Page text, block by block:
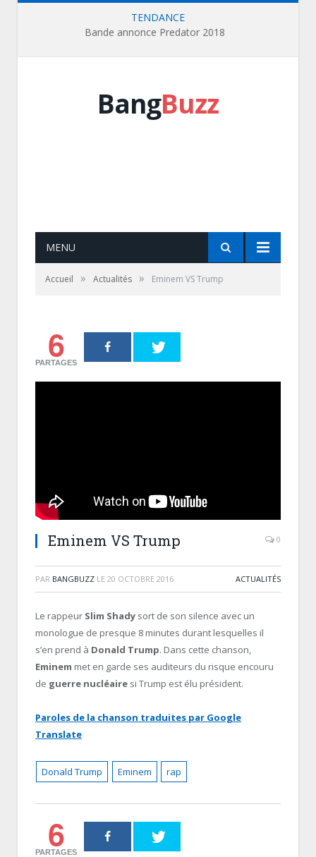
TENDANCE
Bande annonce Predator 2018
BangBuzz
MENU
Accueil » Actualités » Eminem VS Trump
6
PARTAGES
Eminem VS Trump 0
PAR BANGBUZZ LE 20 OCTOBRE 2016 ACTUALITÉS
Le rappeur Slim Shady sort de son silence avec un
monologue de presque 8 minutes durant lesquelles il
s’en prend à Donald Trump. Dans cette chanson,
Eminem met en garde ses auditeurs du risque encouru
de guerre nucléaire si Trump est élu président.
Paroles de la chanson traduites par Google
Translate
Donald Trump Eminem rap
6
PARTAGES